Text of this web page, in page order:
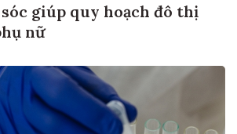
giúp quy hoạch đô thị
nữ